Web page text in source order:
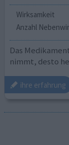
Wirksamkeit
Anzahl
Das
nimmt, desto
ihre erfahrung